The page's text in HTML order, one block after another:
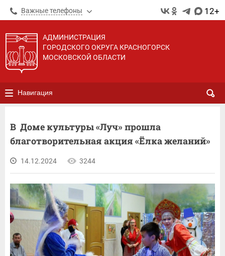
Важные телефоны 12+
АДМИНИСТРАЦИЯ
ГОРОДСКОГО ОКРУГА КРАСНОГОРСК
МОСКОВСКОЙ ОБЛАСТИ
Навигация
В Доме культуры «Луч» прошла
благотворительная акция «Ёлка желаний»
14.12.2024 3244